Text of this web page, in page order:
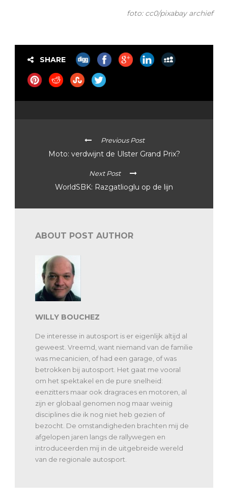
foto: cc0/pixabay archief
SHARE
Previous Post
Moto: verdwijnt de Ulster Grand Prix?
Next Post
WorldSBK: Razgatlioglu op de lijn
ABOUT POST AUTHOR
WILLY BOUCHEZ
De interesse in autosport is er eigenlijk altijd al
geweest. Vreemd, want niemand van de familie
was mecanicien, of had een garage, of was
betrokken bij autosport. Het gaat me vooral
om het spektakel en de pure snelheid:
eenzitters maar ook dragraces en motoren, al
zijn er globaal genomen nog maar weinig
disciplines die ik nog niet heb gezien of
bezocht. De omstandigheden brachten mij de
afgelopen jaren langs de rallywegen en
introduceerden mij in de uitgebreide wereld
van de regionale autosport.